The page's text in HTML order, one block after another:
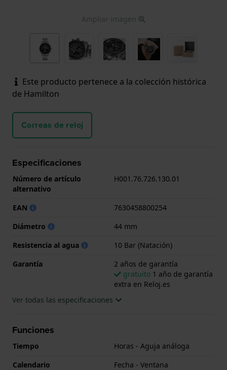
Ampliar imagen
Este producto pertenece a la colección histórica
de Hamilton
Correas de reloj
Especificaciones
Número de artículo
alternativo
H001.76.726.130.01
EAN
7630458800254
Diámetro
44 mm
Resistencia al agua
10 Bar (Natación)
Garantía
2 años de garantía
gratuito 1 año de garantía
extra en Reloj.es
Ver todas las especificaciones
Funciones
Tiempo
Horas - Aguja análoga
Calendario
Fecha - Ventana